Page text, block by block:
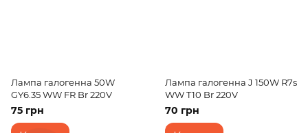
Лампа галогенна 50W
GY6.35 WW FR Br 220V
75 грн
Лампа галогенна J 150W R7s
WW T10 Br 220V
70 грн